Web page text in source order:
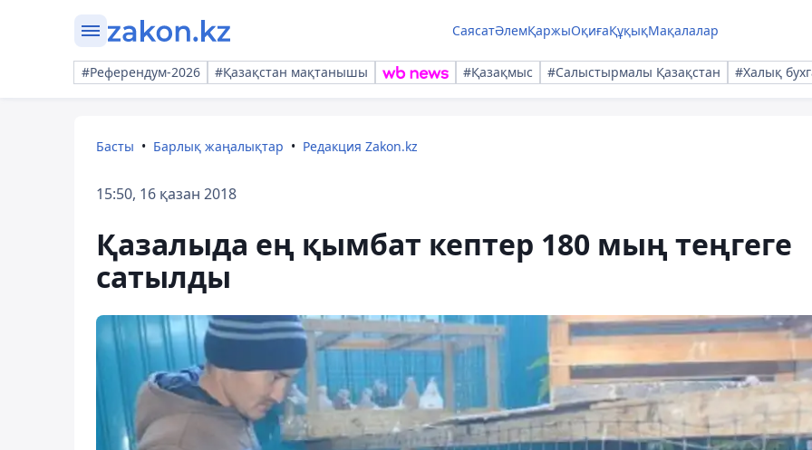
СаясатӘлемҚаржыОқиғаҚұқықМақалалар
#Референдум-2026 #Қазақстан мақтанышы #Қазақмыс #Салыстырмалы Қазақстан #Халық
Басты Барлық жаңалықтар Редакция Zakon.kz
15:50, 16 қазан 2018
Қазалыда ең қымбат кептер 180 мың теңгеге
сатылды